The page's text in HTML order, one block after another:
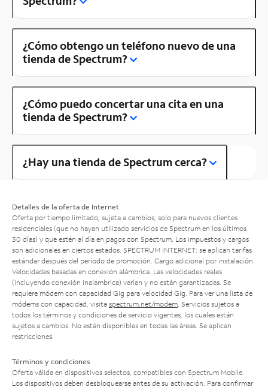
¿Cómo obtengo un teléfono nuevo de una
tienda de Spectrum?
¿Cómo puedo concertar una cita en una
tienda de Spectrum?
¿Hay una tienda de Spectrum cerca?
Detalles de la oferta de Internet
Oferta por tiempo limitado; sujeta a cambios; solo para nuevos clientes
residenciales (que no hayan utilizado servicios de Spectrum en los últimos
30 días) y que estén al día en pagos con Spectrum. Los impuestos y cargos
son adicionales en ciertos estados. SPECTRUM INTERNET: se aplican tarifas
estándar después del período de promoción. Cargo adicional por instalación.
Velocidades basadas en conexión alámbrica. Las velocidades reales
(incluyendo conexión inalámbrica) varían y no están garantizadas. Se
requiere módem con capacidad Gig para velocidad Gig. Para ver una lista de
módems con capacidad, visita spectrum.net/modem . Servicios sujetos a
todos los términos y condiciones de servicio vigentes, los cuales están
sujetos a cambios. No están disponibles en todas las áreas. Se aplican
restricciones.
Términos y condiciones
Oferta válida en dispositivos selectos, compatibles con Spectrum Mobile.
Los dispositivos deben desbloquearse antes de su activación. Para confirmar